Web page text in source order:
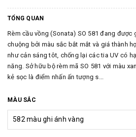
TỔNG QUAN
Rèm cầu vồng (Sonata) SO 581 đang được
chuộng bởi màu sắc bắt mắt và giá thành
như cản sáng tôt, chống lại các tia UV có
năng. Sở hữu bộ rèm mã SO 581 với màu
kẻ sọc là điểm nhấn ấn tượng s...
MÀU SẮC